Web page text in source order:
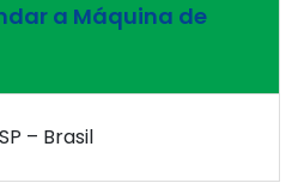
a Máquina de
– Brasil